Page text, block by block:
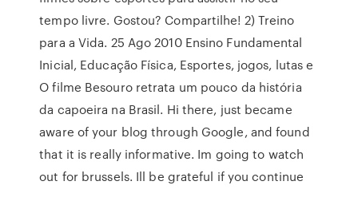
tempo livre. Gostou? Compartilhe! 2) Treino
para a Vida. 25 Ago 2010 Ensino Fundamental
Inicial, Educação Física, Esportes, jogos, lutas e
O filme Besouro retrata um pouco da história
da capoeira na Brasil. Hi there, just became
aware of your blog through Google, and found
that it is really informative. Im going to watch
out for brussels. Ill be grateful if you continue